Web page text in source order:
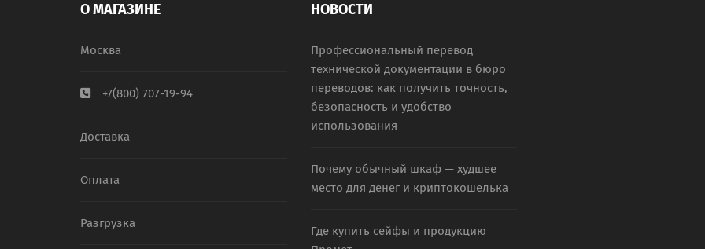
О МАГАЗИНЕ
Москва
+7(800) 707-19-94
Доставка
Оплата
Разгрузка
НОВОСТИ
Профессиональный перевод
технической документации в бюро
переводов: как получить точность,
безопасность и удобство
использования
Почему обычный шкаф — худшее
место для денег и криптокошелька
Где купить сейфы и продукцию